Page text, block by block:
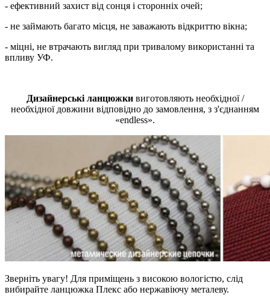
- ефективний захист від сонця і сторонніх очей;
- не займають багато місця, не заважають відкриттю вікна;
- міцні, не втрачають вигляд при тривалому використанні та
впливу УФ.
Дизайнерські ланцюжкивиготовляють необхідної /
необхідної довжини відповідно до замовлення, з з'єднанням
«endless».
Зверніть увагу! Для приміщень з високою вологістю, слід
вибирайте ланцюжка Плекс або нержавіючу металеву.